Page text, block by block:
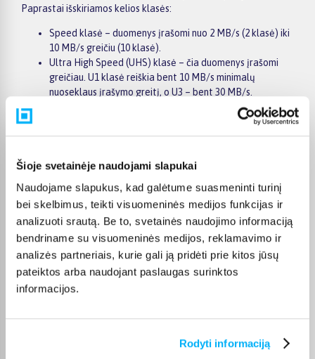
Šioje svetainėje naudojami slapukai
Naudojame slapukus, kad galėtume suasmeninti turinį
bei skelbimus, teikti visuomeninės medijos funkcijas ir
analizuoti srautą. Be to, svetainės naudojimo informaciją
bendriname su visuomeninės medijos, reklamavimo ir
analizės partneriais, kurie gali ją pridėti prie kitos jūsų
pateiktos arba naudojant paslaugas surinktos
informacijos.
Rodyti informaciją
Paprastai išskiriamos kelios klasės:
Speed klasė – duomenys įrašomi nuo 2 MB/s (2 klasė) iki
10 MB/s greičiu (10 klasė).
Ultra High Speed (UHS) klasė – čia duomenys įrašomi
greičiau. U1 klasė reiškia bent 10 MB/s minimalų
nuoseklaus įrašymo greitį, o U3 – bent 30 MB/s.
Video Speed klasė – žymima raide V prieš klasės numerį.
Klasės numeris čia yra tolygus minimaliam nuoseklaus
įrašymo greičiui, tad V30 reiškia bent 30 MB/s, o V90 –
Application Performance klasė – žymima A1 arba A2. Ji
programėlėms, telefonams, planšetėms ar kai kuriems
nešiojamiems įrenginiams, nes nusako atsitiktinio
skaitymo ir įrašymo našumą.
Klasę pažinsite pažiūrėję į pavadinimą arba paskaitę prekių
charakteristikos lentelę bei pasižiūrėję į padidintą, aukštos
raiškos nuotrauką prekių kataloge. Jeigu norite išorines
duomenų laikmenas pirkti gera kaina, prenumeruokite mūsų
Prenumeratoriai gali pirmieji sužinoti apie nuolaidų kodus,
specialius pasiūlymus, dovanas bei naujausias prekes. Jeigu